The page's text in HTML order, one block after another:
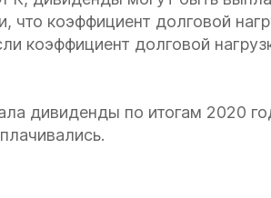
что коэффициент долговой
коэффициент долговой
дивиденды по итогам 2020